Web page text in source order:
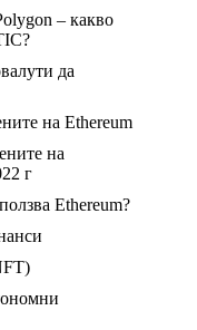
– какво
да
на Ethereum
на
г
Ethereum?